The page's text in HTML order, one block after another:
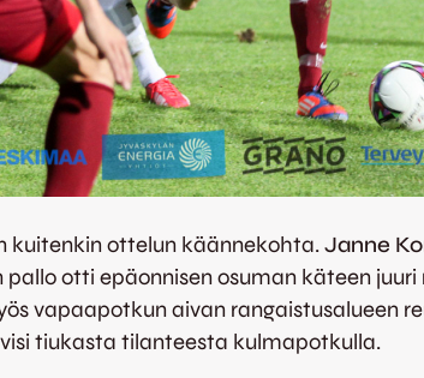
kuitenkin ottelun käännekohta.Janne
pallo otti epäonnisen osuman käteen
vapaapotkun aivan rangaistusalueen
tiukasta tilanteesta kulmapotkulla.